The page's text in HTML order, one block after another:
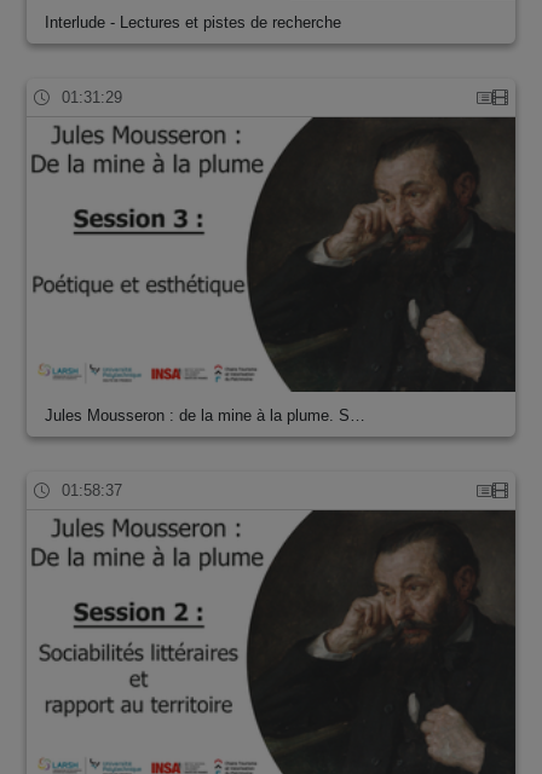
Interlude - Lectures et pistes de recherche
01:31:29
Jules Mousseron : de la mine à la plume. S…
01:58:37